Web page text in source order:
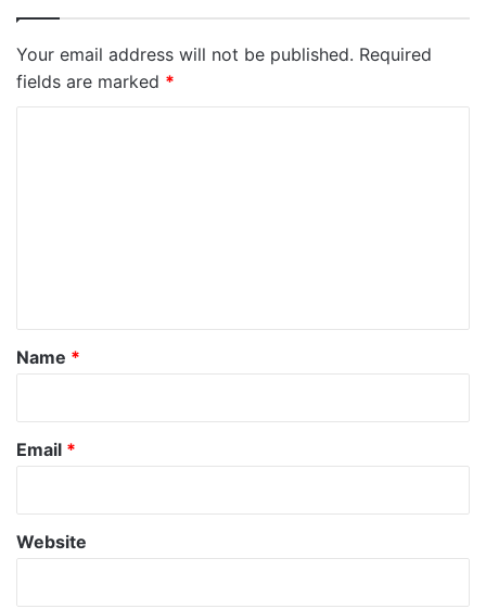
Your email address will not be published. Required
fields are marked *
*
Name *
Email *
Website